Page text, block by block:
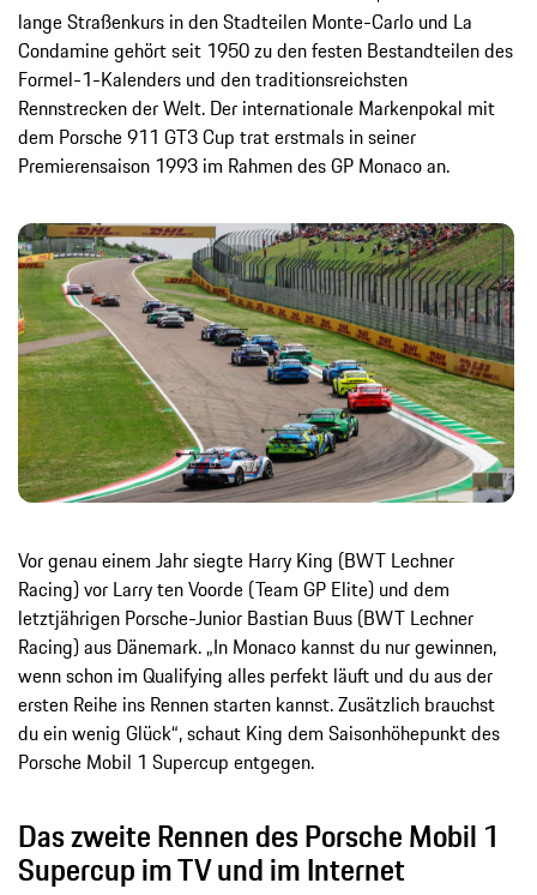
lange Straßenkurs in den Stadteilen Monte-Carlo und La
Condamine gehört seit 1950 zu den festen Bestandteilen des
Formel-1-Kalenders und den traditionsreichsten
Rennstrecken der Welt. Der internationale Markenpokal mit
dem Porsche 911 GT3 Cup trat erstmals in seiner
Premierensaison 1993 im Rahmen des GP Monaco an.
Vor genau einem Jahr siegte Harry King (BWT Lechner
Racing) vor Larry ten Voorde (Team GP Elite) und dem
letztjährigen Porsche-Junior Bastian Buus (BWT Lechner
Racing) aus Dänemark. „In Monaco kannst du nur gewinnen,
wenn schon im Qualifying alles perfekt läuft und du aus der
ersten Reihe ins Rennen starten kannst. Zusätzlich brauchst
du ein wenig Glück“, schaut King dem Saisonhöhepunkt des
Porsche Mobil 1 Supercup entgegen.
Das zweite Rennen des Porsche Mobil 1
Supercup im TV und im Internet